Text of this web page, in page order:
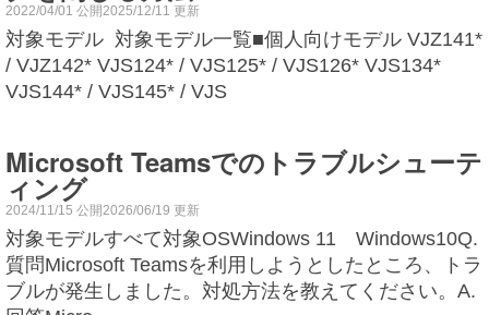
2022/04/01 公開2025/12/11 更新
対象モデル 対象モデル一覧■個人向けモデル VJZ141*
/ VJZ142* VJS124* / VJS125* / VJS126* VJS134*
VJS144* / VJS145* / VJS
Microsoft Teamsでのトラブルシューテ
ィング
2024/11/15 公開2026/06/19 更新
対象モデルすべて対象OSWindows 11 Windows10Q.
質問Microsoft Teamsを利用しようとしたところ、トラ
ブルが発生しました。対処方法を教えてください。A.